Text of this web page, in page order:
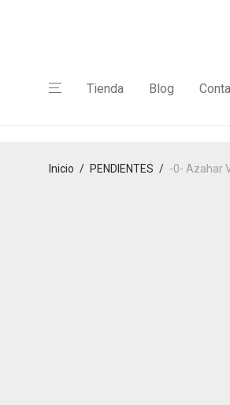
Tienda Blog
Inicio / PENDIENTES / -0- Azahar